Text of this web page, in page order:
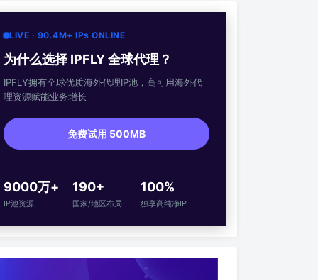
LIVE · 90.4M+ IPs ONLINE
为什么选择 IPFLY 全球代理？
IPFLY拥有全球优质海外代理IP池，高可用海外代
理资源赋能业务增长
免费试用 500MB
9000万+
IP池资源
190+
国家/地区布局
100%
独享高纯净IP